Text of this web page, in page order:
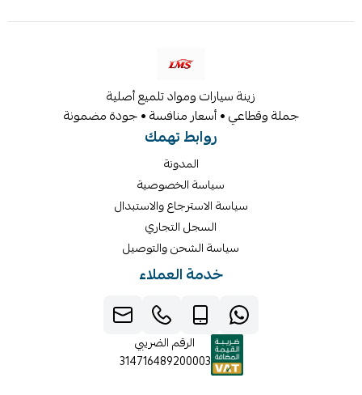
زينة سيارات ومواد تلميع أصلية
جملة وقطاعي • أسعار منافسة • جودة مضمونة
روابط تهمك
المدونة
سياسة الخصوصية
سياسة الاسترجاع والاستبدال
السجل التجاري
سياسة الشحن والتوصيل
خدمة العملاء
الرقم الضريبي
314716489200003